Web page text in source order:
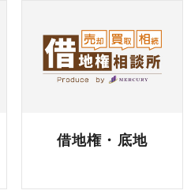
借地権・底地